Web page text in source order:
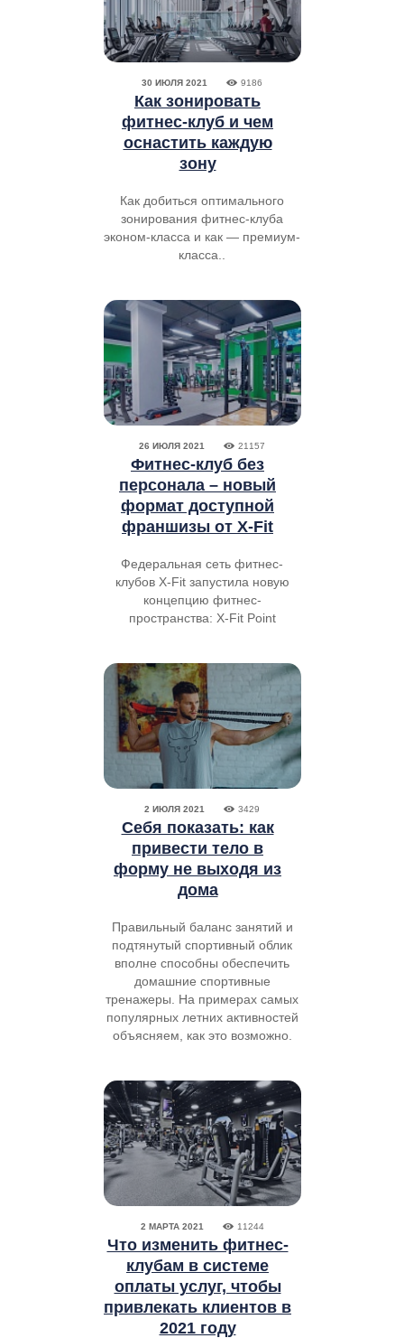
30 ИЮЛЯ 2021 9186
Как зонировать
фитнес-клуб и чем
оснастить каждую
зону
Как добиться оптимального
зонирования фитнес-клуба
эконом-класса и как — премиум-
класса..
26 ИЮЛЯ 2021 21157
Фитнес-клуб без
персонала – новый
формат доступной
франшизы от X-Fit
Федеральная сеть фитнес-
клубов X-Fit запустила новую
концепцию фитнес-
пространства: X-Fit Point
2 ИЮЛЯ 2021 3429
Себя показать: как
привести тело в
форму не выходя из
дома
Правильный баланс занятий и
подтянутый спортивный облик
вполне способны обеспечить
домашние спортивные
тренажеры. На примерах самых
популярных летних активностей
объясняем, как это возможно.
2 МАРТА 2021 11244
Что изменить фитнес-
клубам в системе
оплаты услуг, чтобы
привлекать клиентов в
2021 году